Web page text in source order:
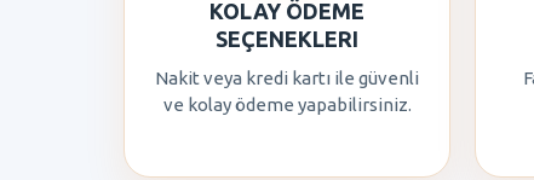
KOLAY ÖDEME
SEÇENEKLERI
Nakit veya kredi kartı ile güvenli
ve kolay ödeme yapabilirsiniz.